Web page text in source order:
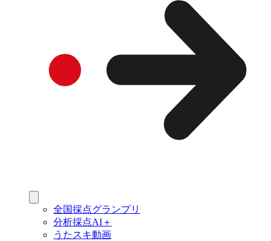
全国採点グランプリ
分析採点AI＋
うたスキ動画